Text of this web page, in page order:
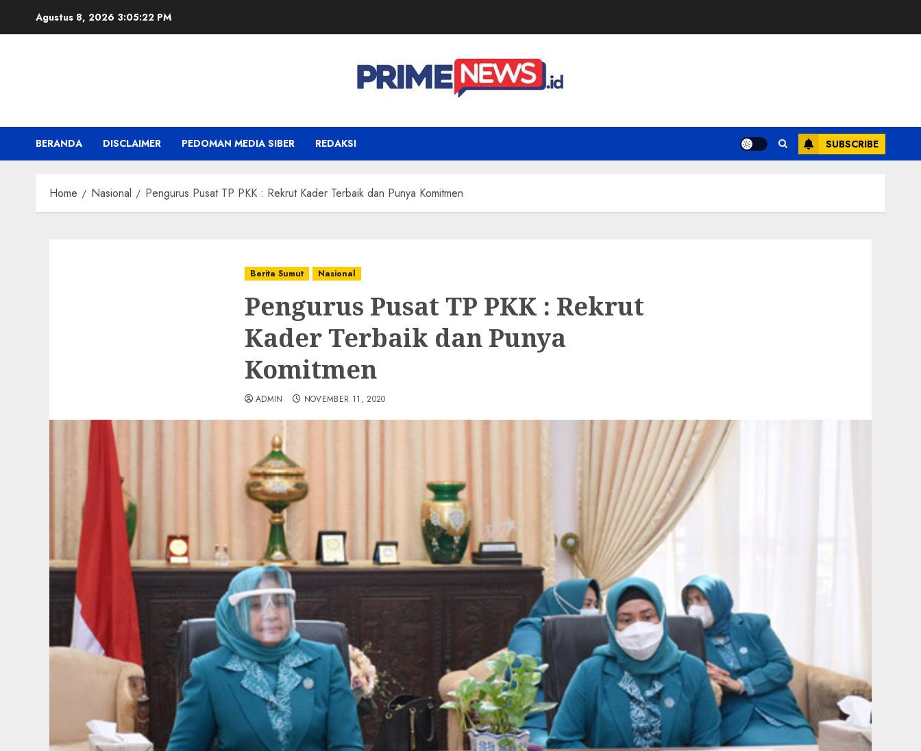
Agustus 8, 2026 3:05:23 PM
BERANDA DISCLAIMER PEDOMAN MEDIA SIBER REDAKSI SUBSCRIBE
Home Nasional Pengurus Pusat TP PKK : Rekrut Kader Terbaik dan Punya Komitmen
Berita Sumut Nasional
Pengurus Pusat TP PKK : Rekrut
Kader Terbaik dan Punya
Komitmen
ADMIN NOVEMBER 11, 2020